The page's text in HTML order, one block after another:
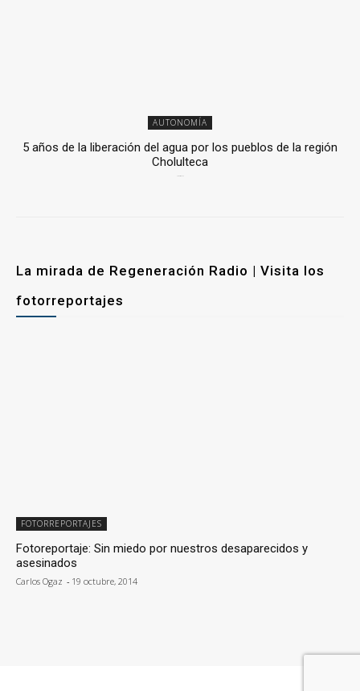
AUTONOMÍA
5 años de la liberación del agua por los pueblos de la región
Cholulteca
La mirada de Regeneración Radio | Visita los
fotorreportajes
FOTORREPORTAJES
Fotoreportaje: Sin miedo por nuestros desaparecidos y
asesinados
Carlos Ogaz - 19 octubre, 2014